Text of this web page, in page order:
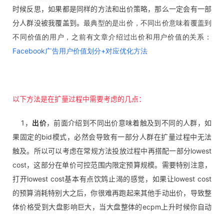
时候反思，如果都是同样的方法和出价策略，那么一定会有一部
分人群没被我覆盖到。最典型的是出价，不同出价意味着覆盖到
不同价值的用户，之前有文章介绍过出价和用户价值的关系：
Facebook广告用户价值划分+对应优化方法
以下方法是在扩量过程中需要考虑的几点：
1， 出价，前面介绍到不同出价意味着触及到不同的人群，如
果固定的bid模式，必然会导致有一部分人群在扩量过程中无法
触及。所以可以考虑在常规方法投放过程中再搭配一部分lowest
cost，这部分在单价可控范围内限定预算规模。需要特别注意，
打开lowest cost基本有点饮鸩止渴的感觉，如果让lowest cost
的预算消耗特别大之后，你很难再跑起来其他手动出价，导致整
体价格受到大盘影响巨大，当大盘整体的ecpm上升时候你自动